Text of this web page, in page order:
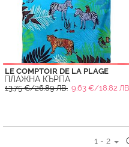
LE COMPTOIR DE LA PLAGE
ПЛАЖНА КЪРПА
13.75 €/26.89 ЛВ. 9.63 €/18.82
1 - 2